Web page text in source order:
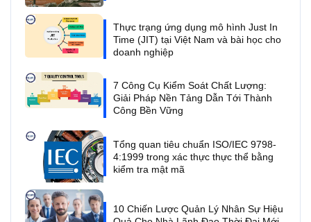
Thực trạng ứng dụng mô hình Just In
Time (JIT) tại Việt Nam và bài học cho
doanh nghiệp
7 Công Cụ Kiểm Soát Chất Lượng:
Giải Pháp Nền Tảng Dẫn Tới Thành
Công Bền Vững
Tổng quan tiêu chuẩn ISO/IEC 9798-
4:1999 trong xác thực thực thể bằng
kiểm tra mật mã
10 Chiến Lược Quản Lý Nhân Sự Hiệu